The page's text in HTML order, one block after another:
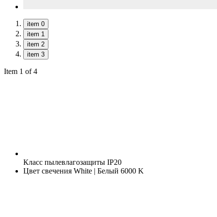
item 0
item 1
item 2
item 3
Item 1 of 4
Класс пылевлагозащиты IP20
Цвет свечения White | Белый 6000 K